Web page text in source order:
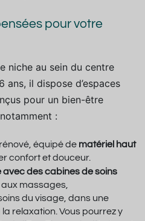
pour votre
niche au sein du centre
ans, il dispose d’espaces
pour un bien-être
:
, équipé de matériel haut
confort et douceur.
avec des cabines de soins
massages,
du visage, dans une
relaxation. Vous pourrez y